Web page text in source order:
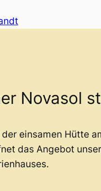
Novasol
einsamen Hütte
das Angebot